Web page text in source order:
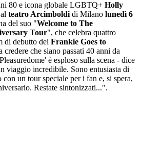
80 e icona globale LGBTQ+ Holly
teatro Arcimboldi di Milano lunedì 6
del suo "Welcome to The
Tour", che celebra quattro
di debutto dei Frankie Goes to
credere che siano passati 40 anni da
è esploso sulla scena - dice
viaggio incredibile. Sono entusiasta di
con un tour speciale per i fan e, si spera,
Restate sintonizzati...".